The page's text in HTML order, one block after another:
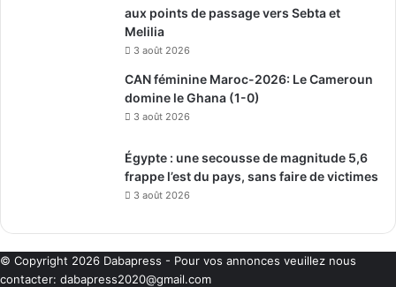
aux points de passage vers Sebta et
Melilia
3 août 2026
CAN féminine Maroc-2026: Le Cameroun
domine le Ghana (1-0)
3 août 2026
Égypte : une secousse de magnitude 5,6
frappe l’est du pays, sans faire de victimes
3 août 2026
© Copyright 2026 Dabapress - Pour vos annonces veuillez nous
contacter: dabapress2020@gmail.com